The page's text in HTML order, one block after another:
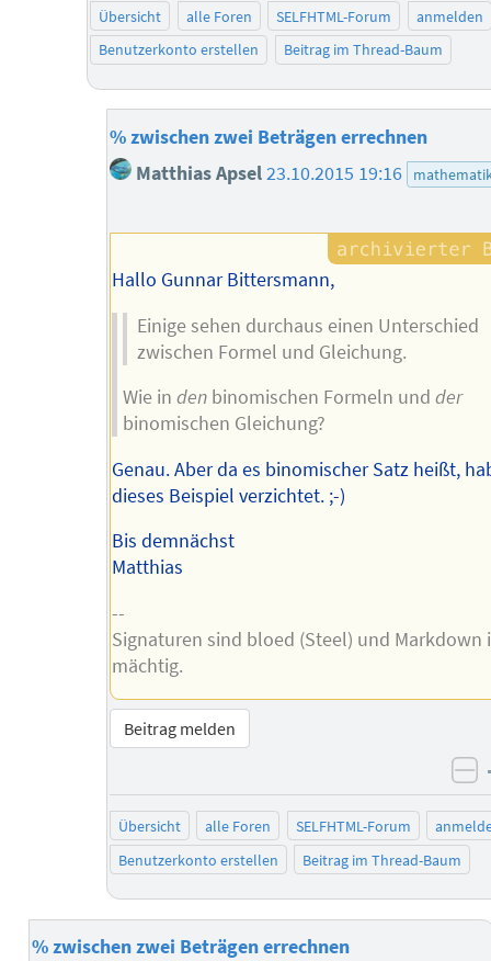
Übersicht alle Foren SELFHTML-Forum
anmelden
Benutzerkonto erstellen
Beitrag im Thread-Baum
% zwischen zwei Beträgen errechnen
Matthias Apsel 23.10.2015 19:16
Hallo Gunnar Bittersmann,
Einige sehen durchaus einen Unterschied
zwischen Formel und Gleichung.
Wie in denbinomischen Formeln und der
binomischen Gleichung?
Genau. Aber da es binomischer Satz heißt,
dieses Beispiel verzichtet. ;-)
Bis demnächst
Matthias
--
Signaturen sind bloed (Steel) und Markdown
mächtig.
Beitrag melden
Übersicht alle Foren SELFHTML-Forum
Benutzerkonto erstellen
Beitrag im Thread-Baum
% zwischen zwei Beträgen errechnen